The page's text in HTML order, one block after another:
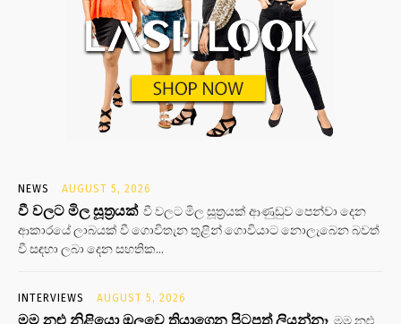
NEWS AUGUST 5, 2026
වී වලට මිල සූත්‍රයක් වී වලට මිල සූත්‍රයක් ආණුඩුව පෙන්වා දෙන
ආකාරයේ ලාබයක් වී ගොවිතැන තුළින් ගොවියාට නොලැබෙන බවත්
වී සඳහා ලබා දෙන සහතික...
INTERVIEWS AUGUST 5, 2026
මම නළු නිළියො ඔලුවෙ තියාගෙන පිටපත් ලියන්නෑ මම නළු